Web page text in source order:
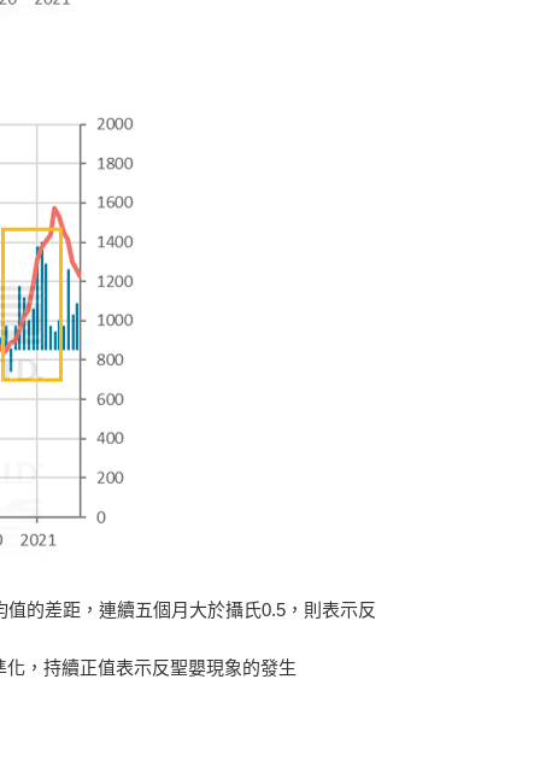
的差距，連續五個月大於攝氏0.5，則表示反
，持續正值表示反聖嬰現象的發生